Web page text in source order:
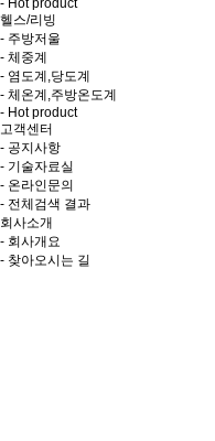
- Hot product
헬스/리빙
- 주방저울
- 체중계
- 염도계,당도계
- 체온계,주방온도계
- Hot product
고객센터
- 공지사항
- 기술자료실
- 온라인문의
- 전체검색 결과
회사소개
- 회사개요
- 찾아오시는 길